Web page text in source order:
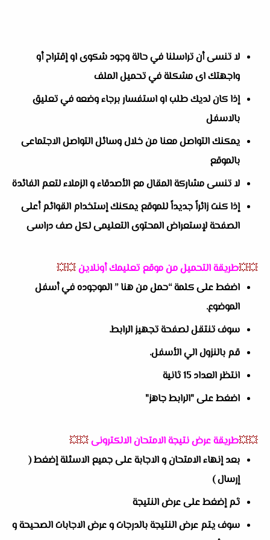
لا تنسى أن تراسلنا في حالة وجود شكوى او إقتراح أو
واجهتك اى مشكلة في تحميل الملف
إذا كان لديك طلب او استفسار برجاء وضعه في تعليق
بالاسفل
يمكنك التواصل معنا من خلال وسائل التواصل الاجتماعى
بالموقع
لا تنسى مشاركة المقال مع الأصدقاء و الزملاء لتعم الفائدة
إذا كنت زائراً جديداً للموقع يمكنك إستخدام القوائم أعلى
الصفحة لإستعراض المحتوى التعليمى لكل صف دراسى
💥💥طريقة التحميل من موقع تعليمك أونلاين💥💥
اضغط على كلمة “حمل من هنا ” الموجوده في أسفل
الموضوع.
سوف تنتقل لصفحة تجهيز الرابط.
قم بالنزول الي الأسفل.
انتظر العداد 15 ثانية
اضغط على "الرابط جاهز"
💥💥طريقة عرض نتيجة الامتحان الالكترونى💥💥
بعد إنهاء الامتحان و الاجابة على جميع الاسئلة إضغط (
إرسال )
ثم إضغط على عرض النتيجة
سوف يتم عرض النتيجة بالدرجات و عرض الاجابات الصحيحة و